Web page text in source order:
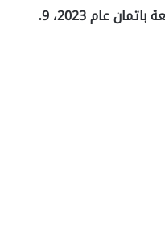
عام 2023، 9.